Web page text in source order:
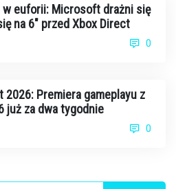
w euforii: Microsoft drażni się
na 6" przed Xbox Direct
0
2026: Premiera gameplayu z
już za dwa tygodnie
0